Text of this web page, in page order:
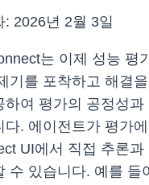
: 2026년 2월 3일
는 이제 성능 평
기를 포착하고 해결
하여 평가의 공정성과
다. 에이전트가 평가
UI에서 직접 추론과
수 있습니다. 예를 들